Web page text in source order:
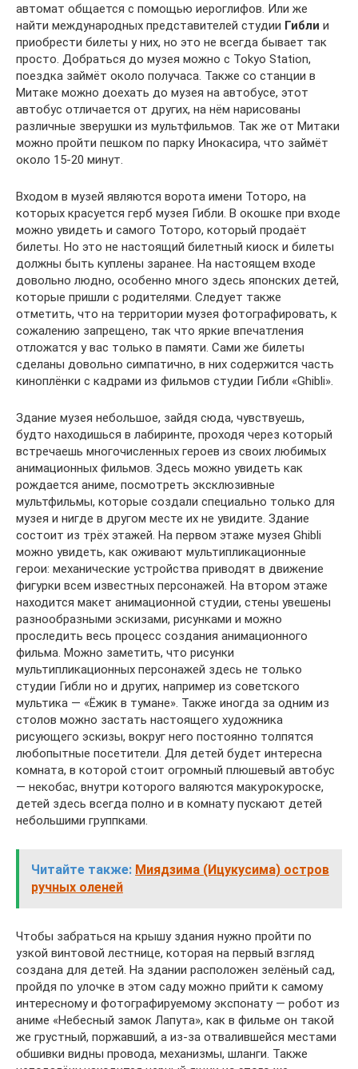
автомат общается с помощью иероглифов. Или же
найти международных представителей студии Гибли и
приобрести билеты у них, но это не всегда бывает так
просто. Добраться до музея можно с Tokyo Station,
поездка займёт около получаса. Также со станции в
Митаке можно доехать до музея на автобусе, этот
автобус отличается от других, на нём нарисованы
различные зверушки из мультфильмов. Так же от Митаки
можно пройти пешком по парку Инокасира, что займёт
около 15-20 минут.
Входом в музей являются ворота имени Тоторо, на
которых красуется герб музея Гибли. В окошке при входе
можно увидеть и самого Тоторо, который продаёт
билеты. Но это не настоящий билетный киоск и билеты
должны быть куплены заранее. На настоящем входе
довольно людно, особенно много здесь японских детей,
которые пришли с родителями. Следует также
отметить, что на территории музея фотографировать, к
сожалению запрещено, так что яркие впечатления
отложатся у вас только в памяти. Сами же билеты
сделаны довольно симпатично, в них содержится часть
киноплёнки с кадрами из фильмов студии Гибли «Ghibli».
Здание музея небольшое, зайдя сюда, чувствуешь,
будто находишься в лабиринте, проходя через который
встречаешь многочисленных героев из своих любимых
анимационных фильмов. Здесь можно увидеть как
рождается аниме, посмотреть эксклюзивные
мультфильмы, которые создали специально только для
музея и нигде в другом месте их не увидите. Здание
состоит из трёх этажей. На первом этаже музея Ghibli
можно увидеть, как оживают мультипликационные
герои: механические устройства приводят в движение
фигурки всем известных персонажей. На втором этаже
находится макет анимационной студии, стены увешены
разнообразными эскизами, рисунками и можно
проследить весь процесс создания анимационного
фильма. Можно заметить, что рисунки
мультипликационных персонажей здесь не только
студии Гибли но и других, например из советского
мультика — «Ёжик в тумане». Также иногда за одним из
столов можно застать настоящего художника
рисующего эскизы, вокруг него постоянно толпятся
любопытные посетители. Для детей будет интересна
комната, в которой стоит огромный плюшевый автобус
— некобас, внутри которого валяются макурокуроске,
детей здесь всегда полно и в комнату пускают детей
небольшими группками.
Читайте также: Миядзима (Ицукусима) остров
ручных оленей
Чтобы забраться на крышу здания нужно пройти по
узкой винтовой лестнице, которая на первый взгляд
создана для детей. На здании расположен зелёный сад,
пройдя по улочке в этом саду можно прийти к самому
интересному и фотографируемому экспонату — робот из
аниме «Небесный замок Лапута», как в фильме он такой
же грустный, поржавший, а из-за отвалившейся местами
обшивки видны провода, механизмы, шланги. Также